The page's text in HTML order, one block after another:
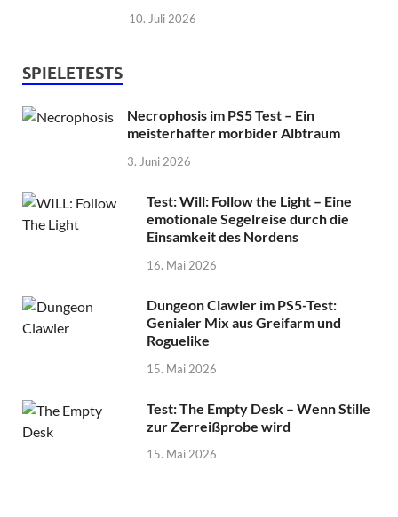
10. Juli 2026
SPIELETESTS
Necrophosis im PS5 Test – Ein
meisterhafter morbider Albtraum
3. Juni 2026
Test: Will: Follow the Light – Eine
emotionale Segelreise durch die
Einsamkeit des Nordens
16. Mai 2026
Dungeon Clawler im PS5-Test:
Genialer Mix aus Greifarm und
Roguelike
15. Mai 2026
Test: The Empty Desk – Wenn Stille
zur Zerreißprobe wird
15. Mai 2026